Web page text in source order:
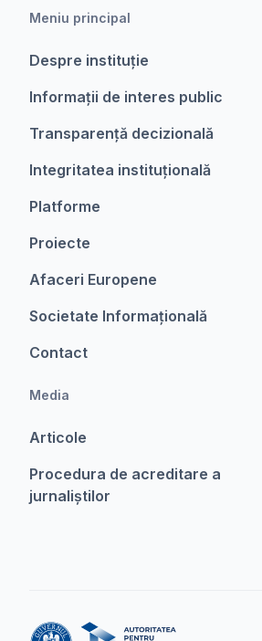
Meniu principal
Despre instituție
Informații de interes public
Transparență decizională
Integritatea instituțională
Platforme
Proiecte
Afaceri Europene
Societate Informațională
Contact
Media
Articole
Procedura de acreditare a
jurnaliștilor